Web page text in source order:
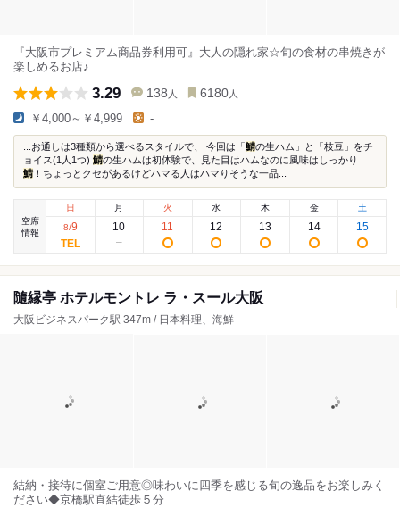
『大阪市プレミアム商品券利用可』大人の隠れ家☆旬の食材の串焼きが
楽しめるお店♪
3.29 138 人 6180 人
￥4,000～￥4,999 -
...お通しは3種類から選べるスタイルで、 今回は「 鯖の生ハム」と「枝豆」をチ
ョイス(1人1つ) 鯖の生ハムは初体験で、見た目はハムなのに風味はしっかり
鯖 ！ちょっとクセがあるけどハマる人はハマりそうな一品...
空席
情報
日
8/9
月
10
火
11
水
12
木
13
金
14
土
15
隨縁亭 ホテルモントレ ラ・スール大阪
大阪ビジネスパーク駅 347m / 日本料理、海鮮
結納・接待に個室ご用意◎味わいに四季を感じる旬の逸品をお楽しみく
ださい◆京橋駅直結徒歩５分